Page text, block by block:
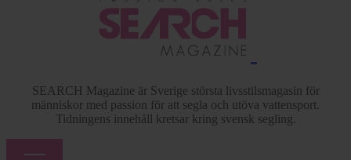
SEARCH Magazine är Sverige största livsstilsmagasin för
människor med passion för att segla och utöva vattensport.
Tidningens innehåll kretsar kring svensk segling.